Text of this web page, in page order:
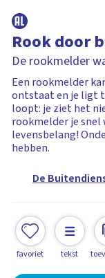
Rook door
De rookmelder
Een rookmelder
ontstaat en je ligt
loopt: je ziet het
rookmelder je snel
levensbelang!
hebben.
De
favoriet tekst